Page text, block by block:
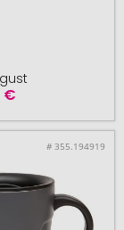
€
# 355.194919